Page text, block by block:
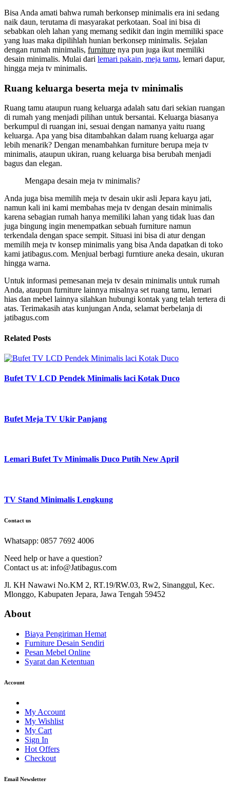
Bisa Anda amati bahwa rumah berkonsep minimalis era ini sedang
naik daun, terutama di masyarakat perkotaan. Soal ini bisa di
sebabkan oleh lahan yang memang sedikit dan ingin memiliki space
yang luas maka dipilihlah hunian berkonsep minimalis. Sejalan
dengan rumah minimalis, furniture nya pun juga ikut memiliki
desain minimalis. Mulai dari lemari pakain, meja tamu, lemari dapur,
hingga meja tv minimalis.
Ruang keluarga beserta meja tv minimalis
Ruang tamu ataupun ruang keluarga adalah satu dari sekian ruangan
di rumah yang menjadi pilihan untuk bersantai. Keluarga biasanya
berkumpul di ruangan ini, sesuai dengan namanya yaitu ruang
keluarga. Apa yang bisa ditambahkan dalam ruang keluarga agar
lebih menarik? Dengan menambahkan furniture berupa meja tv
minimalis, ataupun ukiran, ruang keluarga bisa berubah menjadi
bagus dan elegan.
Mengapa desain meja tv minimalis?
Anda juga bisa memilih meja tv desain ukir asli Jepara kayu jati,
namun kali ini kami membahas meja tv dengan desain minimalis
karena sebagian rumah hanya memiliki lahan yang tidak luas dan
juga bingung ingin menempatkan sebuah furniture namun
terkendala dengan space sempit. Situasi ini bisa di atur dengan
memilih meja tv konsep minimalis yang bisa Anda dapatkan di toko
kami jatibagus.com. Menjual berbagi furntiure aneka desain, ukuran
hingga warna.
Untuk informasi pemesanan meja tv desain minimalis untuk rumah
Anda, ataupun furniture lainnya misalnya set ruang tamu, lemari
hias dan mebel lainnya silahkan hubungi kontak yang telah tertera di
atas. Terimakasih atas kunjungan Anda, selamat berbelanja di
jatibagus.com
Related Posts
Bufet TV LCD Pendek Minimalis laci Kotak Duco
Bufet Meja TV Ukir Panjang
Lemari Bufet Tv Minimalis Duco Putih New April
TV Stand Minimalis Lengkung
Contact us
Whatsapp: 0857 7692 4006
Need help or have a question?
Contact us at: info@Jatibagus.com
Jl. KH Nawawi No.KM 2, RT.19/RW.03, Rw2, Sinanggul, Kec.
Mlonggo, Kabupaten Jepara, Jawa Tengah 59452
About
Biaya Pengiriman Hemat
Furniture Desain Sendiri
Pesan Mebel Online
Syarat dan Ketentuan
Account
My Account
My Wishlist
My Cart
Sign In
Hot Offers
Checkout
Email Newsletter